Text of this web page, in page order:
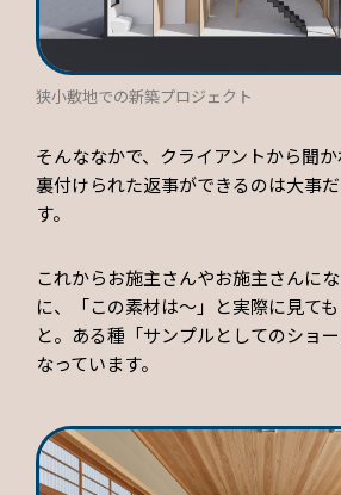
狭小敷地での新築プロジェクト
そんななかで、クライアントから聞
裏付けられた返事ができるのは大事
す。
これからお施主さんやお施主さんに
に、「この素材は〜」と実際に見て
と。ある種「サンプルとしてのショ
なっています。